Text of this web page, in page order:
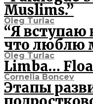
Muslims.”
Oleg Turlac
“Я вступаю
что люблю
Oleg Turlac
Limba…
Cornelia Boncev
Этапы